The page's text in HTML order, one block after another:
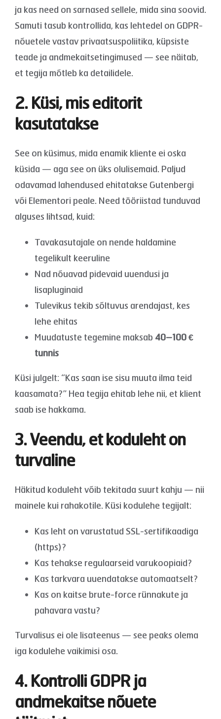
ja kas need on sarnased sellele, mida sina soovid.
Samuti tasub kontrollida, kas lehtedel on GDPR-
nõuetele vastav privaatsuspoliitika, küpsiste
teade ja andmekaitsetingimused — see näitab,
et tegija mõtleb ka detailidele.
2. Küsi, mis editorit
kasutatakse
See on küsimus, mida enamik kliente ei oska
küsida — aga see on üks olulisemaid. Paljud
odavamad lahendused ehitatakse Gutenbergi
või Elementori peale. Need tööriistad tunduvad
alguses lihtsad, kuid:
Tavakasutajale on nende haldamine
tegelikult keeruline
Nad nõuavad pidevaid uuendusi ja
lisapluginaid
Tulevikus tekib sõltuvus arendajast, kes
lehe ehitas
Muudatuste tegemine maksab 40–100 €
tunnis
Küsi julgelt: “Kas saan ise sisu muuta ilma teid
kaasamata?” Hea tegija ehitab lehe nii, et klient
saab ise hakkama.
3. Veendu, et koduleht on
turvaline
Häkitud koduleht võib tekitada suurt kahju — nii
mainele kui rahakotile. Küsi kodulehe tegijalt:
Kas leht on varustatud SSL-sertifikaadiga
(https)?
Kas tehakse regulaarseid varukoopiaid?
Kas tarkvara uuendatakse automaatselt?
Kas on kaitse brute-force rünnakute ja
pahavara vastu?
Turvalisus ei ole lisateenus — see peaks olema
iga kodulehe vaikimisi osa.
4. Kontrolli GDPR ja
andmekaitse nõuete